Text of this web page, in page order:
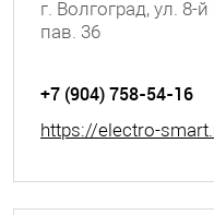
г. Волгоград, ул.
пав. 36
+7 (904) 758-54-16
https://electro-